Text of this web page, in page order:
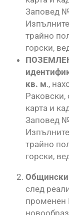
Заповед
трайно
горски,
кв. м.,
Раковски,
карта и
Заповед
трайно
горски,
Общински
след
променен